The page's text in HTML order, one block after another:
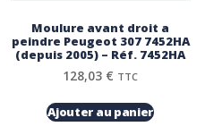
Moulure avant droit a
peindre Peugeot 307 7452HA
(depuis 2005) – Réf. 7452HA
128,03 € TTC
Ajouter au panier